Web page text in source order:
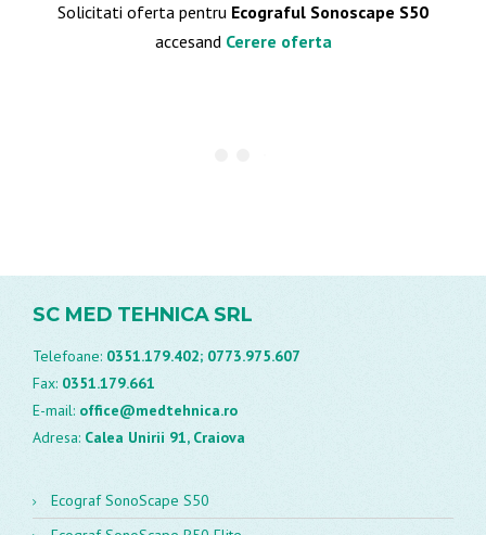
Solicitati oferta pentru Ecograful Sonoscape S50
accesand Cerere oferta
SC MED TEHNICA SRL
Telefoane: 0351.179.402; 0773.975.607
Fax: 0351.179.661
E-mail: office@medtehnica.ro
Adresa: Calea Unirii 91, Craiova
Ecograf SonoScape S50